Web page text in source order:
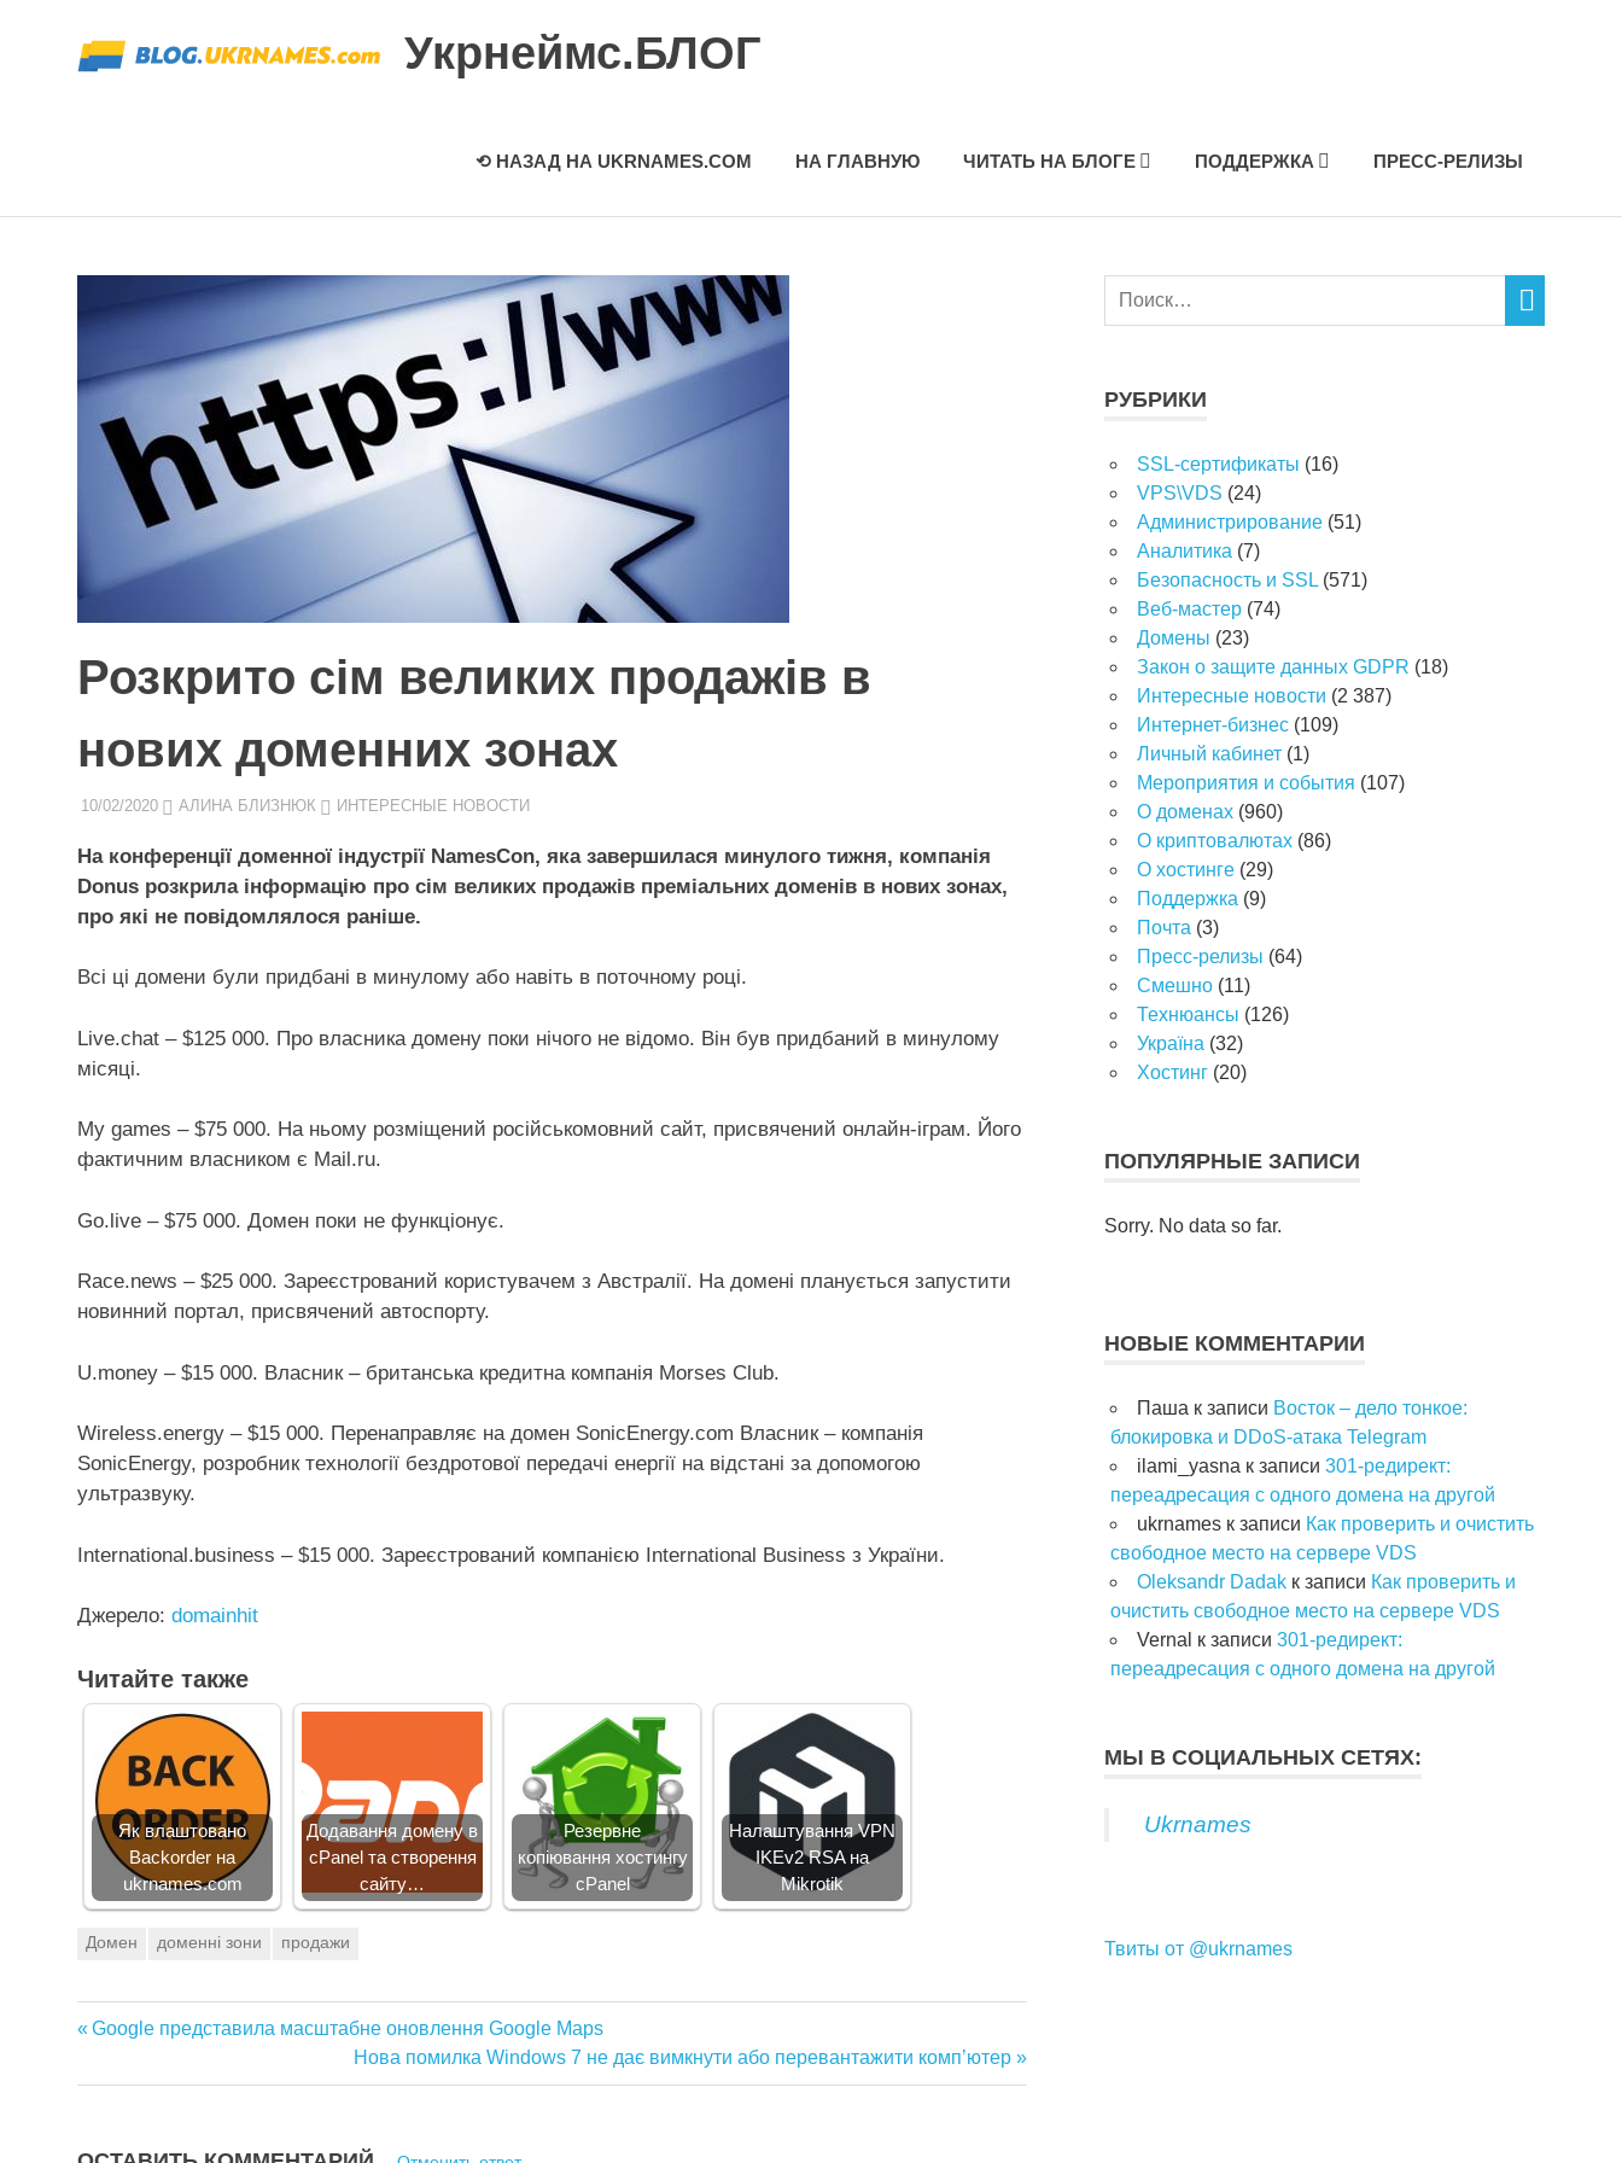
содержимому
Укрнеймс.БЛОГ
⟲ НАЗАД НА UKRNAMES.COM НА ГЛАВНУЮ ЧИТАТЬ НА БЛОГЕ ПОДДЕРЖКА ПРЕСС-РЕЛИЗЫ
Розкрито сім великих продажів в
нових доменних зонах
10/02/2020 АЛИНА БЛИЗНЮК ИНТЕРЕСНЫЕ НОВОСТИ
На конференції доменної індустрії NamesCon, яка завершилася минулого тижня, компанія
Donus розкрила інформацію про сім великих продажів преміальних доменів в нових зонах,
про які не повідомлялося раніше.
Всі ці домени були придбані в минулому або навіть в поточному році.
Live.chat – $125 000. Про власника домену поки нічого не відомо. Він був придбаний в минулому
місяці.
My games – $75 000. На ньому розміщений російськомовний сайт, присвячений онлайн-іграм. Його
фактичним власником є ​​Mail.ru.
Go.live – $75 000. Домен поки не функціонує.
Race.news – $25 000. Зареєстрований користувачем з Австралії. На домені планується запустити
новинний портал, присвячений автоспорту.
U.money – $15 000. Власник – британська кредитна компанія Morses Club.
Wireless.energy – $15 000. Перенаправляє на домен SonicEnergy.com Власник – компанія
SonicEnergy, розробник технології бездротової передачі енергії на відстані за допомогою
ультразвуку.
International.business – $15 000. Зареєстрований компанією International Business з України.
Джерело: domainhit
Читайте также
Як влаштовано
Backorder на
ukrnames.com
Додавання домену в
cPanel та створення
сайту…
Резервне
копіювання хостингу
cPanel
Налаштування VPN
IKEv2 RSA на
Mikrotik
Домен доменні зони продажи
записям
Предыдущая
Google представила масштабне оновлення Google Maps
Следующая
запись:
Нова помилка Windows 7 не дає вимкнути або перевантажити комп’ютер
РУБРИКИ
SSL-сертификаты (16)
VPS\VDS (24)
Администрирование (51)
Аналитика (7)
Безопасность и SSL (571)
Веб-мастер (74)
Домены (23)
Закон о защите данных GDPR (18)
Интересные новости (2 387)
Интернет-бизнес (109)
Личный кабинет (1)
Мероприятия и события (107)
О доменах (960)
О криптовалютах (86)
О хостинге (29)
Поддержка (9)
Почта (3)
Пресс-релизы (64)
Смешно (11)
Технюансы (126)
Україна (32)
Хостинг (20)
ПОПУЛЯРНЫЕ ЗАПИСИ
Sorry. No data so far.
НОВЫЕ КОММЕНТАРИИ
Паша к записи Восток – дело тонкое:
блокировка и DDoS-атака Telegram
ilami_yasna к записи 301-редирект:
переадресация с одного домена на другой
ukrnames к записи Как проверить и очистить
свободное место на сервере VDS
Oleksandr Dadak к записи Как проверить и
очистить свободное место на сервере VDS
Vernal к записи 301-редирект:
переадресация с одного домена на другой
МЫ В СОЦИАЛЬНЫХ СЕТЯХ:
Ukrnames
Твиты от @ukrnames